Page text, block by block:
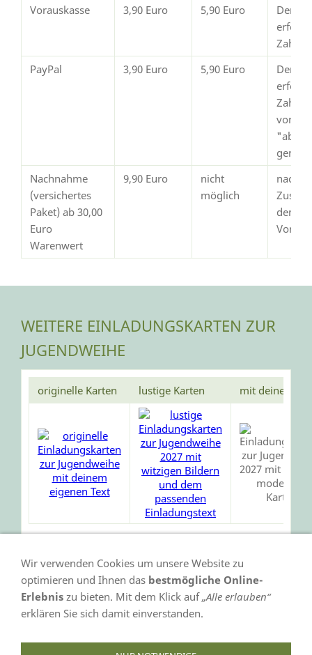
Vorauskasse
3,90 Euro 5,90 Euro
Der
erfolgt
PayPal
3,90 Euro 5,90 Euro
Der
von
Nachnahme
(versichertes
Paket) ab 30,00
Euro
Warenwert
9,90 Euro
nicht
möglich
nach
dem
WEITERE EINLADUNGSKARTEN ZUR
JUGENDWEIHE
originelle Karten lustige Karten mit deinem
Wir verwenden Cookies um unsere Website zu
optimieren und Ihnen das bestmögliche Online-
Erlebnis zu bieten. Mit dem Klick auf„Alle erlauben“
erklären Sie sich damit einverstanden.